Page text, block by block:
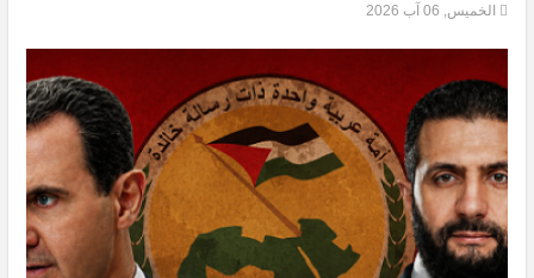
الخميس, 06 آب 2026